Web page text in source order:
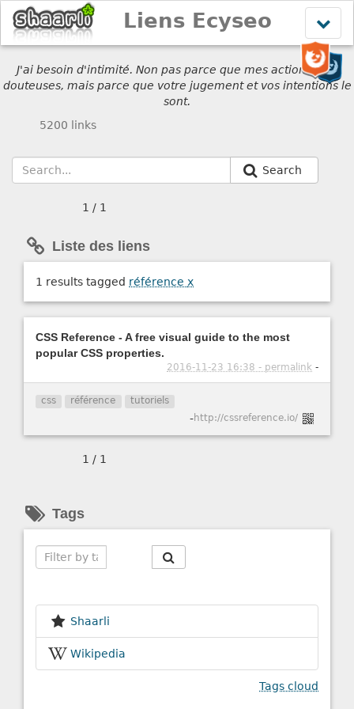
le
menu
Liens Ecyseo
J'ai besoin d'intimité. Non pas parce que mes actions sont
douteuses, mais parce que votre jugement et vos intentions le
sont.
5200 links
Search
1 / 1
Liste des liens
1 results tagged référence x
CSS Reference - A free visual guide to the most
popular CSS properties.
2016-11-23 16:38 - permalink -
css référence tutoriels
-http://cssreference.io/
1 / 1
Tags
Shaarli
Wikipedia
Tags cloud